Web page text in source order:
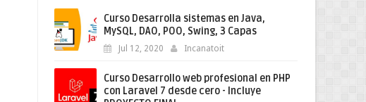
Curso Desarrolla sistemas en Java,
MySQL, DAO, POO, Swing, 3 Capas
Jul 12, 2020 Incanatoit
Curso Desarrollo web profesional en PHP
con Laravel 7 desde cero - Incluye